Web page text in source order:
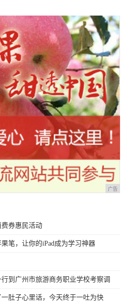
广告
费券惠民活动
笔，让你的iPad成为学习神器
到广州市旅游商务职业学校考察调
肚子心里话，今天终于一吐为快